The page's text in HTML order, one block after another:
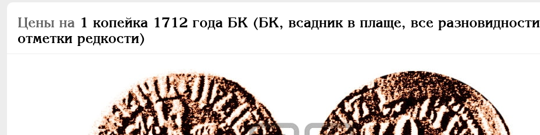
Цены на 1 копейка 1712 года БК (БК, всадник в плаще, все
отметки редкости)